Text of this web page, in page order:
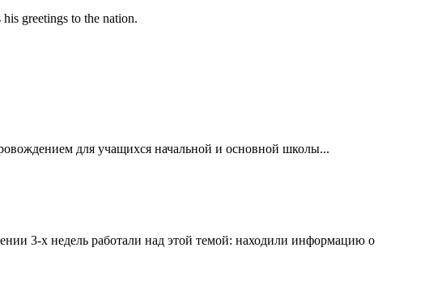
greetings to the nation.
для учащихся начальной и основной школы...
3-х недель работали над этой темой: находили информацию о